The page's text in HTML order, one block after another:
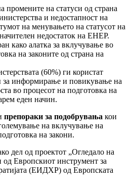
промените на статуси од страна
и недостапност на
на менувањето на статусот на
недостаток на ЕНЕР.
како алатка за вклучување во
на законите од страна на
(60%) ги користат
за информирање и повикување на
во процесот на подготовка на
еден начин.
препораки за подобрувања кои
на вклучување на
на закони.
дел од проектот „Огледало на
од Европскиот инструмент за
(ЕИДХР) од Европската